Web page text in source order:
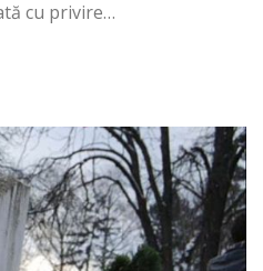
cu privire…